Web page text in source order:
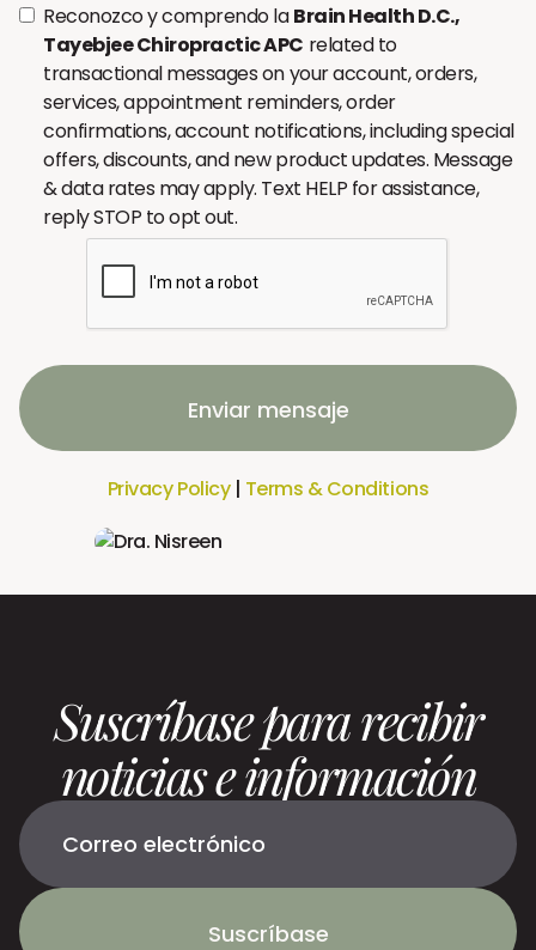
Reconozco y comprendo laBrain Health D.C.,
Tayebjee Chiropractic APC related to
transactional messages on your account, orders,
services, appointment reminders, order
confirmations, account notifications, including special
offers, discounts, and new product updates. Message
& data rates may apply. Text HELP for assistance,
reply STOP to opt out.
Enviar mensaje
Privacy Policy| Terms & Conditions
Suscríbase para recibir
noticias e información
Suscríbase